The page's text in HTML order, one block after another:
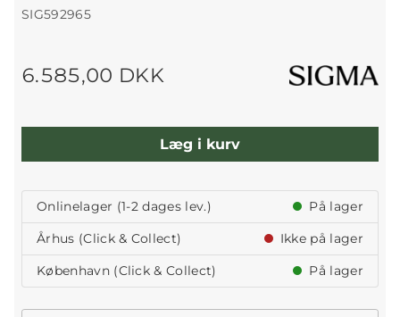
SIG592965
6.585,00 DKK
Læg i kurv
Onlinelager (1-2 dages lev.)
På lager
Århus (Click & Collect)
Ikke på lager
København (Click & Collect)
På lager